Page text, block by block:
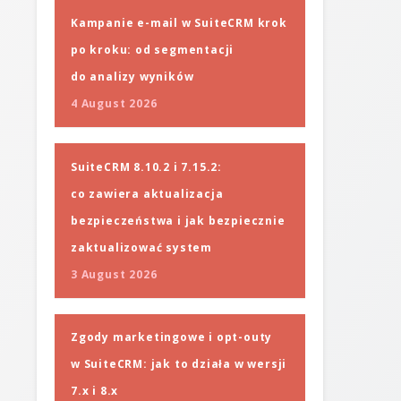
Kampanie e-mail w SuiteCRM krok
po kroku: od segmentacji
do analizy wyników
4 August 2026
SuiteCRM 8.10.2 i 7.15.2:
co zawiera aktualizacja
bezpieczeństwa i jak bezpiecznie
zaktualizować system
3 August 2026
Zgody marketingowe i opt-outy
w SuiteCRM: jak to działa w wersji
7.x i 8.x